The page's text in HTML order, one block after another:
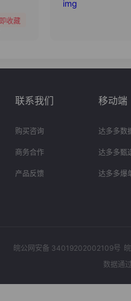
收藏
联系我们
购买咨询
商务合作
产品反馈
移动端
达多多数
达多多甄
达多多爆
皖公网安备 34019202002109号
数据通